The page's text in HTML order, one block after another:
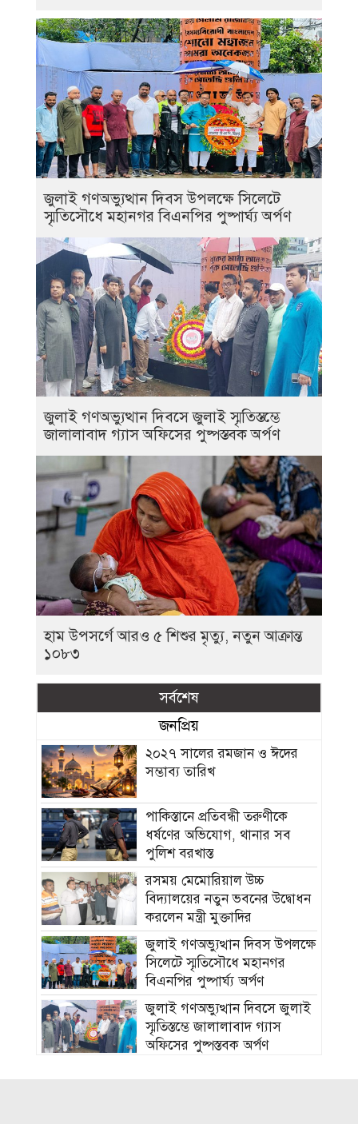
জুলাই গণঅভ্যুত্থান দিবস উপলক্ষে সিলেটে
স্মৃতিসৌধে মহানগর বিএনপির পুষ্পার্ঘ্য অর্পণ
জুলাই গণঅভ্যুত্থান দিবসে জুলাই স্মৃতিস্তম্ভে
জালালাবাদ গ্যাস অফিসের পুষ্পস্তবক অর্পণ
হাম উপসর্গে আরও ৫ শিশুর মৃত্যু, নতুন আক্রান্ত
১০৮৩
সর্বশেষ
জনপ্রিয়
২০২৭ সালের রমজান ও ঈদের
সম্ভাব্য তারিখ
পাকিস্তানে প্রতিবন্ধী তরুণীকে
ধর্ষণের অভিযোগ, থানার সব
পুলিশ বরখাস্ত
রসময় মেমোরিয়াল উচ্চ
বিদ্যালয়ের নতুন ভবনের উদ্বোধন
করলেন মন্ত্রী মুক্তাদির
জুলাই গণঅভ্যুত্থান দিবস উপলক্ষে
সিলেটে স্মৃতিসৌধে মহানগর
বিএনপির পুষ্পার্ঘ্য অর্পণ
জুলাই গণঅভ্যুত্থান দিবসে জুলাই
স্মৃতিস্তম্ভে জালালাবাদ গ্যাস
অফিসের পুষ্পস্তবক অর্পণ